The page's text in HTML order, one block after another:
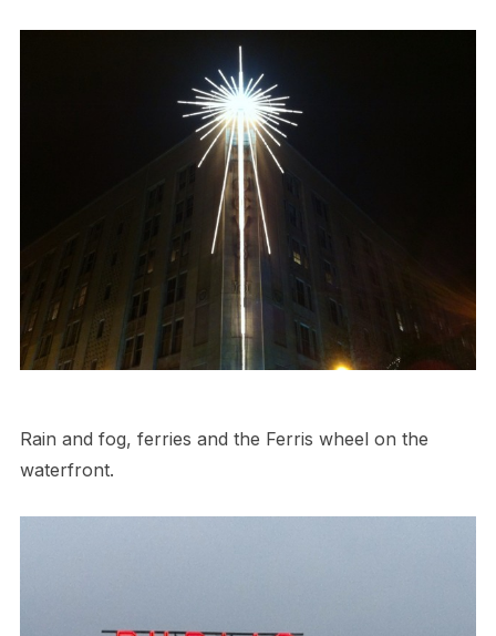
Rain and fog, ferries and the Ferris wheel on the
waterfront.